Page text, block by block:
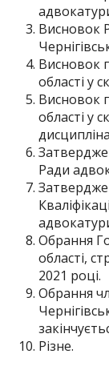
Висновок
Висновок
області у
Висновок
області у
Ради
Обрання
області,
2021 році.
Обрання
Різне.